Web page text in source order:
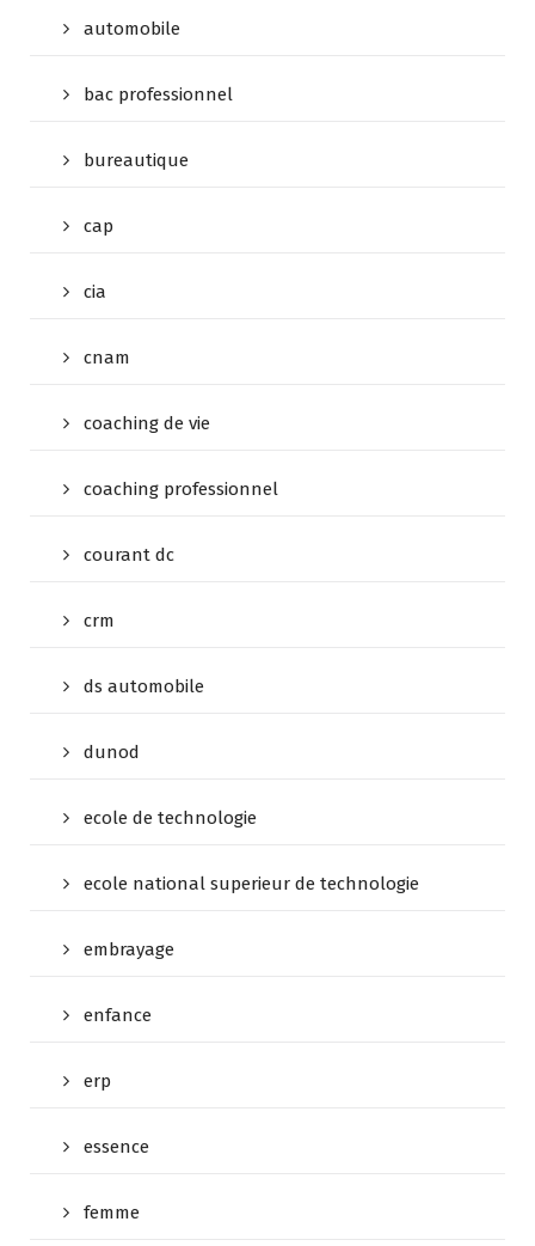
automobile
bac professionnel
bureautique
cap
cia
cnam
coaching de vie
coaching professionnel
courant dc
crm
ds automobile
dunod
ecole de technologie
ecole national superieur de technologie
embrayage
enfance
erp
essence
femme